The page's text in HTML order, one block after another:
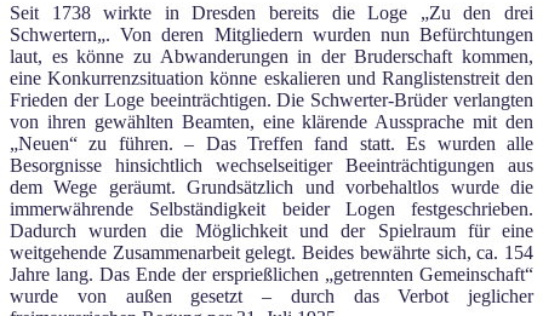
Seit 1738 wirkte in Dresden bereits die Loge „Zu den drei
Schwertern„. Von deren Mitgliedern wurden nun Befürchtungen
laut, es könne zu Abwanderungen in der Bruderschaft kommen,
eine Konkurrenzsituation könne eskalieren und Ranglistenstreit den
Frieden der Loge beeinträchtigen. Die Schwerter-Brüder verlangten
von ihren gewählten Beamten, eine klärende Aussprache mit den
„Neuen“ zu führen. – Das Treffen fand statt. Es wurden alle
Besorgnisse hinsichtlich wechselseitiger Beeinträchtigungen aus
dem Wege geräumt. Grundsätzlich und vorbehaltlos wurde die
immerwährende Selbständigkeit beider Logen festgeschrieben.
Dadurch wurden die Möglichkeit und der Spielraum für eine
weitgehende Zusammenarbeit gelegt. Beides bewährte sich, ca. 154
Jahre lang. Das Ende der ersprießlichen „getrennten Gemeinschaft“
wurde von außen gesetzt – durch das Verbot jeglicher